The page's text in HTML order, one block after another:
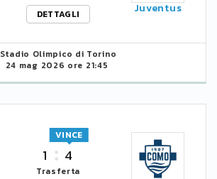
DETTAGLI
Juventus
Stadio Olimpico di Torino
24 mag 2026 ore 21:45
1 4
VINCE
Trasferta